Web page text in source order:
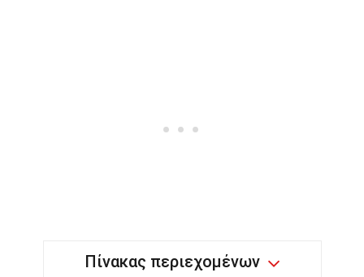
Πίνακας περιεχομένων